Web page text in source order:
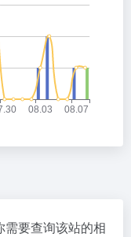
要查询该站的相